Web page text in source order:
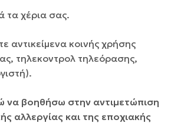
τα χέρια σας.
αντικείμενα κοινής χρήσης
τηλεκοντρολ τηλεόρασης,
να βοηθήσω στην αντιμετώπιση
αλλεργίας και της εποχιακής